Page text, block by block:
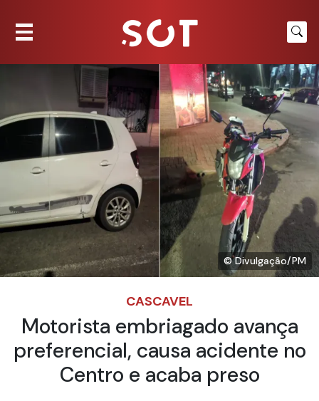
© Divulgação/PM
CASCAVEL
Motorista embriagado avança
preferencial, causa acidente no
Centro e acaba preso